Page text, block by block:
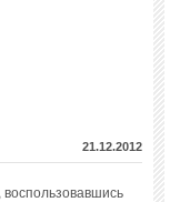
21.12.2012